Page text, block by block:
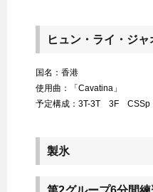
ヒュン・ライ・ジャ
国名：香港
使用曲：「Cavatina」
予定構成：3T-3T 3F
製氷